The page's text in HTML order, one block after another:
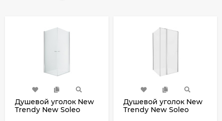
Душевой уголок New
Trendy New Soleo
Душевой уголок New
Trendy New Soleo